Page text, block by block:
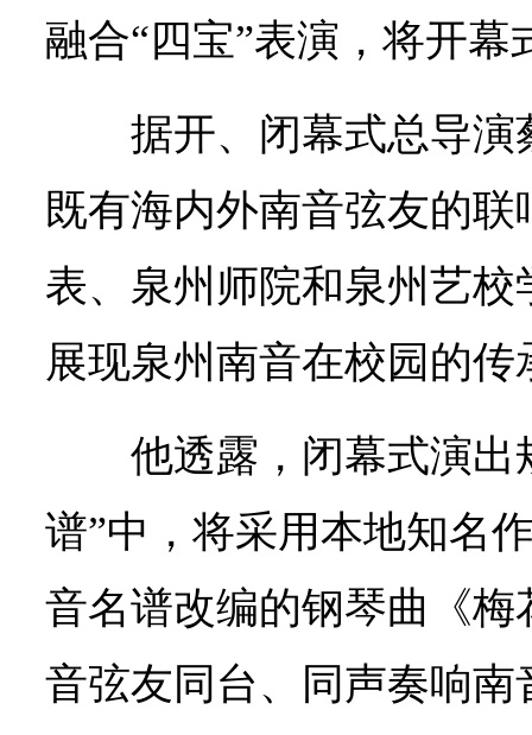
融合“四宝”表演，将开幕
据开、闭幕式总导
既有海内外南音弦友的
表、泉州师院和泉州艺
展现泉州南音在校园的传
他透露，闭幕式演出
谱”中，将采用本地知名
音名谱改编的钢琴曲《
音弦友同台、同声奏响